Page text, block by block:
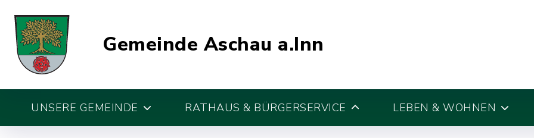
Gemeinde Aschau a.Inn
UNSERE GEMEINDE RATHAUS & BÜRGERSERVICE LEBEN & WOHNEN